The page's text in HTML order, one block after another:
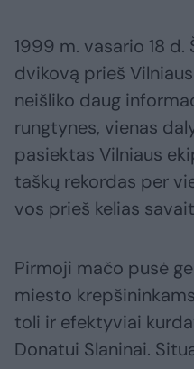
1999 m. vasario 18 d.
dvikovą prieš
neišliko daug
rungtynes, vienas
pasiektas Vilniaus
taškų rekordas per
vos prieš kelias
Pirmoji mačo pusė
miesto
toli ir efektyviai
Donatui Slaninai.